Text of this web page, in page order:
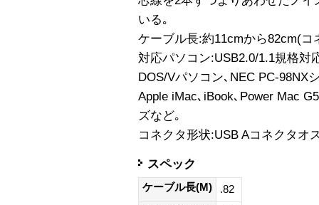
いる｡
ケーブル長:約11cmから82cm(コ
対応パソコン:USB2.0/1.1規格対
DOS/Vパソコン､NEC PC-98NX
Apple iMac､iBook､Power Mac
ズなど｡
コネクタ形状:USB Aコネクタオ
スペック
ケーブル長(M)
.82